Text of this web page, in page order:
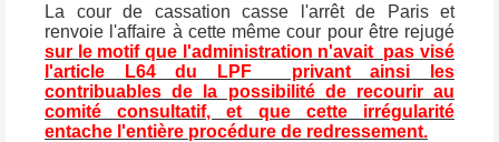
La cour de cassation casse l'arrêt de Paris et
renvoie l'affaire à cette même cour pour être rejugé
sur le motif que l'administration n'avait pas visé
l'article L64 du LPF privant ainsi les
contribuables de la possibilité de recourir au
comité consultatif, et que cette irrégularité
entache l'entière procédure de redressement.